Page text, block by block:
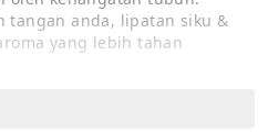
tangan anda, lipatan siku &
yang lebih tahan